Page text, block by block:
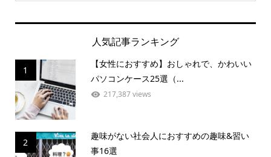
人気記事ランキング
1
【女性におすすめ】おしゃれで、かわいい
パソコンケース25選（...
217,387 views
2
趣味がない社会人におすすめの趣味&習い
事16選